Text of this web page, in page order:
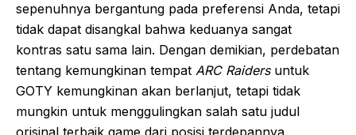
sepenuhnya bergantung pada preferensi Anda, tetapi
tidak dapat disangkal bahwa keduanya sangat
kontras satu sama lain. Dengan demikian, perdebatan
tentang kemungkinan tempat ARC Raidersuntuk
GOTY kemungkinan akan berlanjut, tetapi tidak
mungkin untuk menggulingkan salah satu judul
orisinal terbaik game dari posisi terdepannya.